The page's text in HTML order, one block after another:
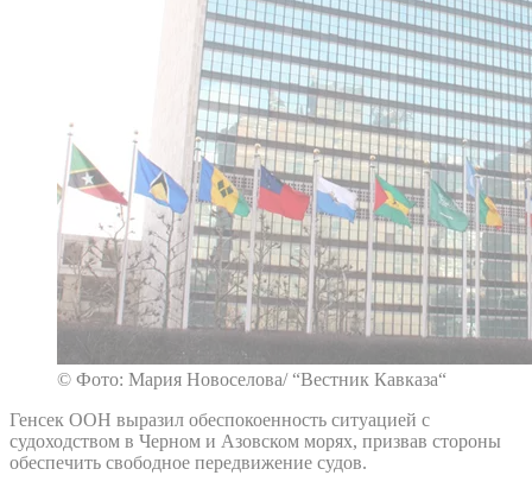
© Фото: Мария Новоселова/ “Вестник Кавказа“
Генсек ООН выразил обеспокоенность ситуацией с
судоходством в Черном и Азовском морях, призвав стороны
обеспечить свободное передвижение судов.